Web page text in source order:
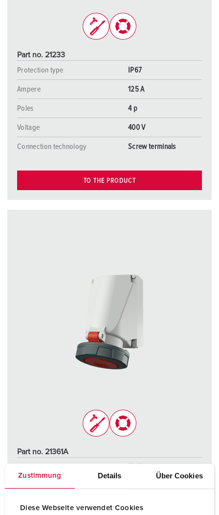
Zustimmung Details Über Cookies
Diese Webseite verwendet Cookies
Part no. 21233
Protection type
IP67
Ampere 125 A
Poles 4 p
Voltage 400 V
Connection technology Screw terminals
TO THE PRODUCT
Part no. 21361A
Poles 5 p